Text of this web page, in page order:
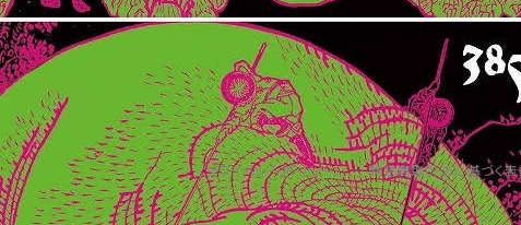
プライバシーポリシー 特定商取引法に基づく表